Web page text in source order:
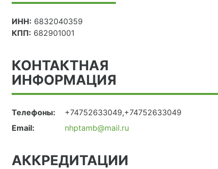
ИНН: 6832040359
КПП: 682901001
КОНТАКТНАЯ
ИНФОРМАЦИЯ
Телефоны:
+74752633049,+74752633049
Email:
nhptamb@mail.ru
АККРЕДИТАЦИИ